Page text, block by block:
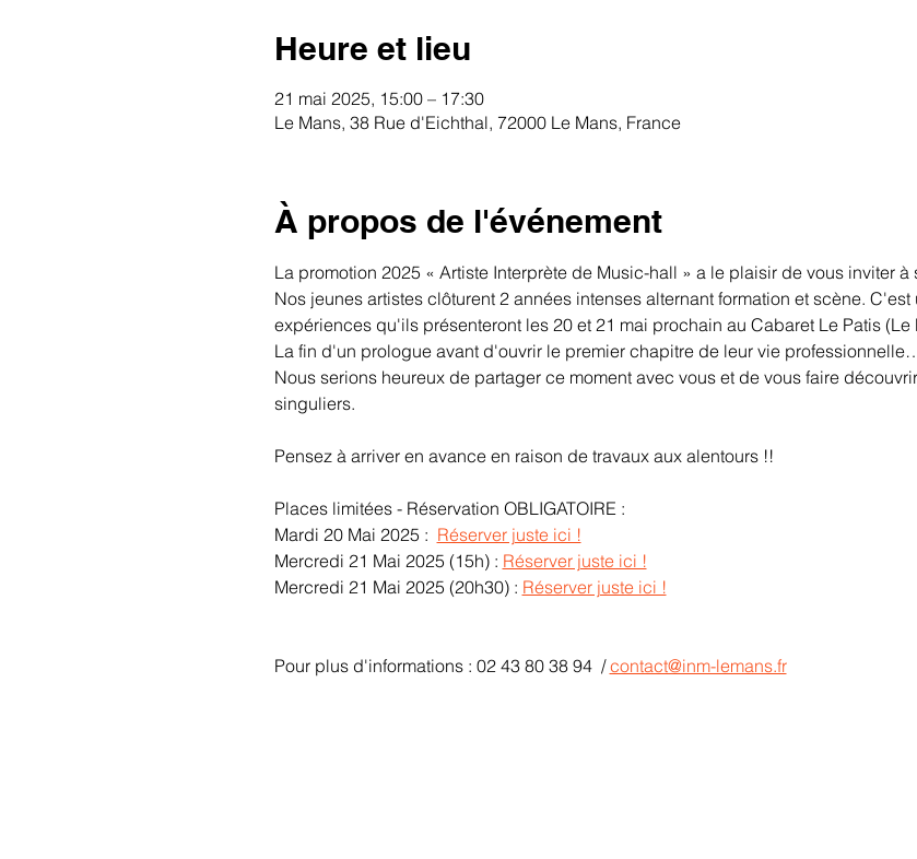
Heure et lieu
21 mai 2025, 15:00 – 17:30
Le Mans, 38 Rue d'Eichthal, 72000 Le Mans, France
À propos de l'événement
La promotion 2025 « Artiste Interprète de Music-hall » a le plaisir de vous inviter
Nos jeunes artistes clôturent 2 années intenses alternant formation et scène.
expériences qu'ils présenteront les 20 et 21 mai prochain au Cabaret Le Patis (Le
La fin d'un prologue avant d'ouvrir le premier chapitre de leur vie
Nous serions heureux de partager ce moment avec vous et de vous faire
singuliers.
Pensez à arriver en avance en raison de travaux aux alentours !!
Places limitées - Réservation OBLIGATOIRE :
Mardi 20 Mai 2025 : Réserver juste ici !
Mercredi 21 Mai 2025 (15h) : Réserver juste ici !
Mercredi 21 Mai 2025 (20h30) : Réserver juste ici !
Pour plus d'informations : 02 43 80 38 94  / contact@inm-lemans.fr